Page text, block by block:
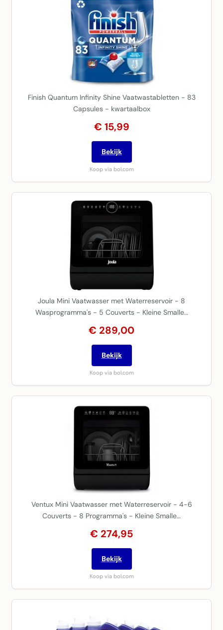
Finish Quantum Infinity Shine Vaatwastabletten - 83
Capsules - kwartaalbox
€ 15,99
Bekijk
Koop via bol.com
Joula Mini Vaatwasser met Waterreservoir - 8
Wasprogramma's - 5 Couverts - Kleine Smalle…
€ 289,00
Bekijk
Koop via bol.com
Ventux Mini Vaatwasser met Waterreservoir - 4-6
Couverts - 8 Programma's - Kleine Smalle…
€ 274,95
Bekijk
Koop via bol.com